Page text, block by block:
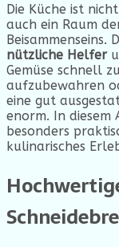
Die Küche ist
auch ein Raum
nützliche Helfer
Gemüse schnell
aufzubewahren
eine gut
enorm. In diesem
besonders
kulinarisches